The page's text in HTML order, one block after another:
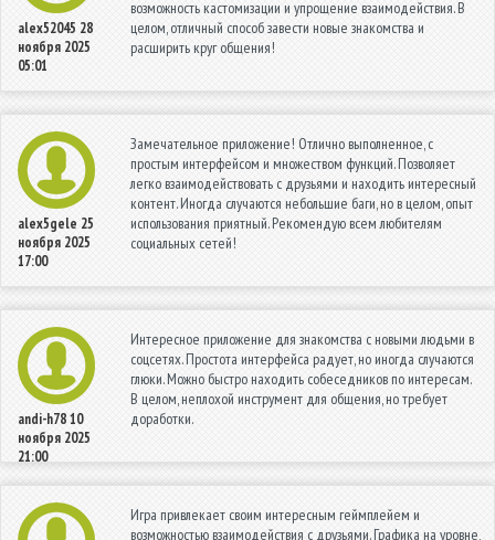
alex52045 28
ноября 2025
05:01
возможность кастомизации и упрощение взаимодействия. В
целом, отличный способ завести новые знакомства и
расширить круг общения!
alex5gele 25
ноября 2025
17:00
Замечательное приложение! Отлично выполненное, с
простым интерфейсом и множеством функций. Позволяет
легко взаимодействовать с друзьями и находить интересный
контент. Иногда случаются небольшие баги, но в целом, опыт
использования приятный. Рекомендую всем любителям
социальных сетей!
andi-h7810
ноября 2025
21:00
Интересное приложение для знакомства с новыми людьми в
соцсетях. Простота интерфейса радует, но иногда случаются
глюки. Можно быстро находить собеседников по интересам.
В целом, неплохой инструмент для общения, но требует
доработки.
Игра привлекает своим интересным геймплейем и
возможностью взаимодействия с друзьями. Графика на уровне,